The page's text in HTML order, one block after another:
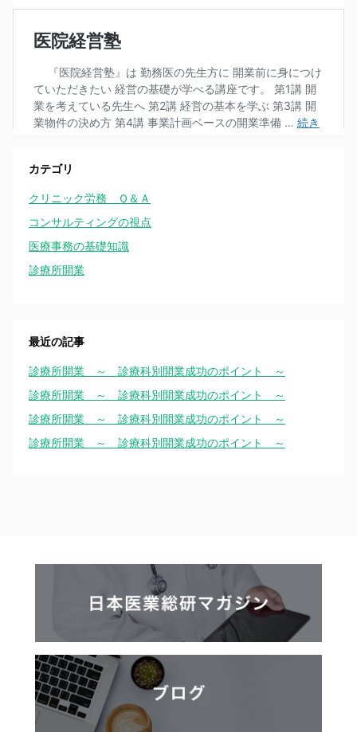
カテゴリ
クリニック労務 Ｑ＆Ａ
コンサルティングの視点
医療事務の基礎知識
診療所開業
最近の記事
診療所開業 ～ 診療科別開業成功のポイント ～
診療所開業 ～ 診療科別開業成功のポイント ～
診療所開業 ～ 診療科別開業成功のポイント ～
診療所開業 ～ 診療科別開業成功のポイント ～